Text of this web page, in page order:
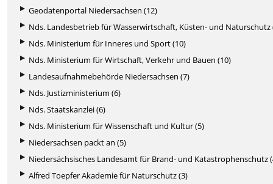
Geodatenportal Niedersachsen (12)
Nds. Landesbetrieb für Wasserwirtschaft, Küsten- und Naturschutz
Nds. Ministerium für Inneres und Sport (10)
Nds. Ministerium für Wirtschaft, Verkehr und Bauen (10)
Landesaufnahmebehörde Niedersachsen (7)
Nds. Justizministerium (6)
Nds. Staatskanzlei (6)
Nds. Ministerium für Wissenschaft und Kultur (5)
Niedersachsen packt an (5)
Niedersächsisches Landesamt für Brand- und Katastrophenschutz
Alfred Toepfer Akademie für Naturschutz (3)